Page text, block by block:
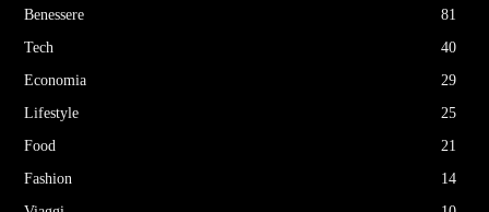
Benessere
81
Tech
40
Economia
29
Lifestyle
25
Food
21
Fashion
14